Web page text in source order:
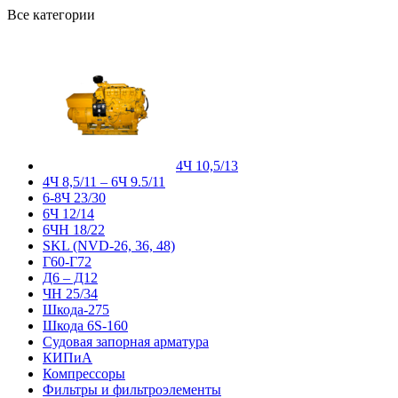
Все категории
4Ч 10,5/13
4Ч 8,5/11 – 6Ч 9.5/11
6-8Ч 23/30
6Ч 12/14
6ЧН 18/22
SKL (NVD-26, 36, 48)
Г60-Г72
Д6 – Д12
ЧН 25/34
Шкода-275
Шкода 6S-160
Судовая запорная арматура
КИПиА
Компрессоры
Фильтры и фильтроэлементы